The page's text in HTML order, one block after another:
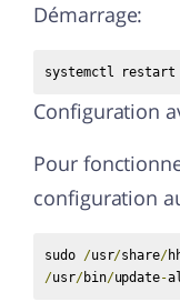
Démarrage:
systemctl restart
Configuration
Pour
configuration
sudo /usr/share/
/usr/bin/update-